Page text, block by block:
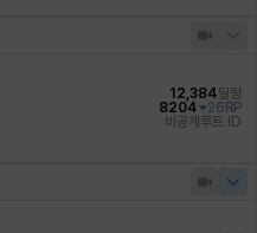
12,384딜량
8204
26 RP
비공개 루트 ID